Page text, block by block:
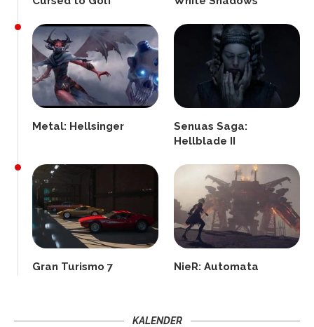
Metal: Hellsinger
Senuas Saga:
Hellblade II
Gran Turismo 7 NieR: Automata
KALENDER